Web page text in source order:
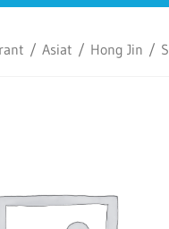
/ Asiat / Hong Jin /